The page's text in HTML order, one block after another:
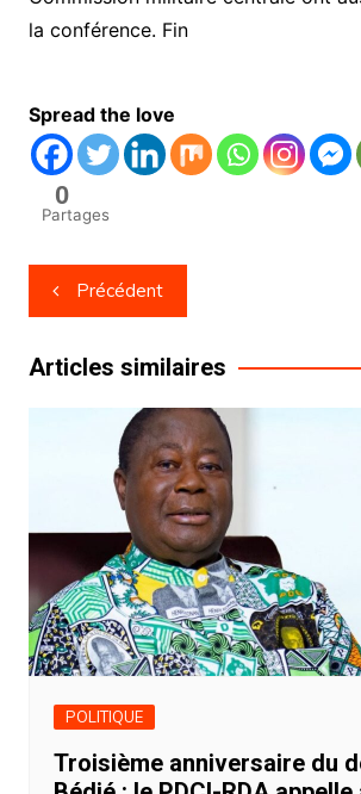
la conférence. Fin
Spread the love
0
Partages
Navigation
de
l’article
Précédent
Articles similaires
POLITIQUE
Troisième anniversaire du